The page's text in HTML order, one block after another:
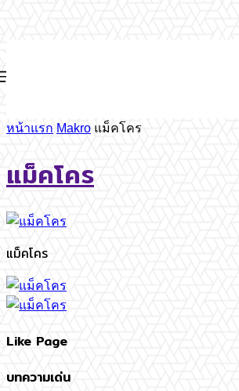
หน้าแรก Makro แม็คโคร
แม็คโคร
แม็คโคร
Like Page
บทความเด่น